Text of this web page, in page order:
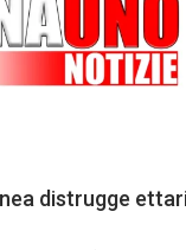
distrugge